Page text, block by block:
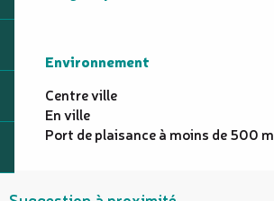
Environnement
Environnement
Centre ville
En ville
Port de plaisance à moins de 500 m